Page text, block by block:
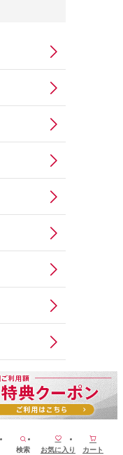
検索 お気に入り カート